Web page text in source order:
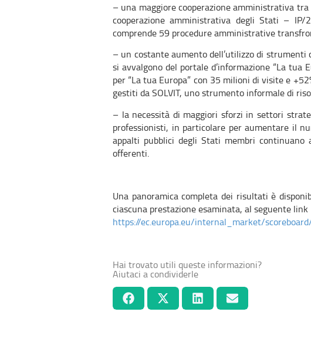
– una maggiore cooperazione amministrativa
cooperazione amministrativa degli Stati –
comprende 59 procedure amministrative
– un costante aumento dell’utilizzo di
si avvalgono del portale d’informazione “La tua
per “La tua Europa” con 35 milioni di visite e
gestiti da SOLVIT, uno strumento informale di
– la necessità di maggiori sforzi in settori
professionisti, in particolare per aumentare il
appalti pubblici degli Stati membri
offerenti.
Una panoramica completa dei risultati è
ciascuna prestazione esaminata, al seguente link
https://ec.europa.eu/internal_market/
Hai trovato utili queste informazioni?
Aiutaci a condividerle